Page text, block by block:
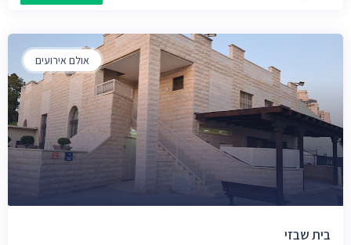
אולם אירועים
בית שבזי